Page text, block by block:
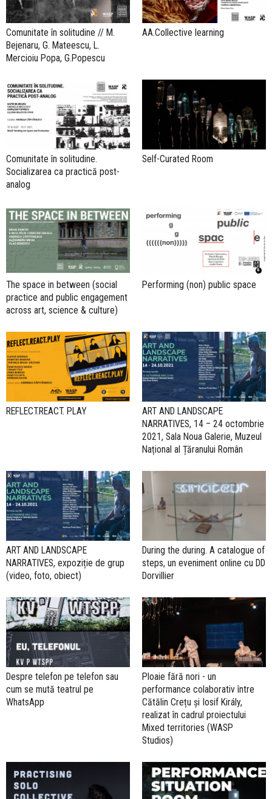
Comunitate în solitudine // M.
Bejenaru, G. Mateescu, L.
Mercioiu Popa, G.Popescu
AA.Collective learning
Comunitate în solitudine.
Socializarea ca practică post-
analog
Self-Curated Room
The space in between (social
practice and public engagement
across art, science & culture)
Performing (non) public space
REFLECT.REACT. PLAY
ART AND LANDSCAPE
NARRATIVES, 14 – 24 octombrie
2021, Sala Noua Galerie, Muzeul
Național al Țăranului Român
ART AND LANDSCAPE
NARRATIVES, expoziție de grup
(video, foto, obiect)
During the during. A catalogue of
steps, un eveniment online cu DD
Dorvillier
Despre telefon pe telefon sau
cum se mută teatrul pe
WhatsApp
Ploaie fără nori - un
performance colaborativ între
Cătălin Crețu și Iosif Király,
realizat în cadrul proiectului
Mixed territories (WASP
Studios)